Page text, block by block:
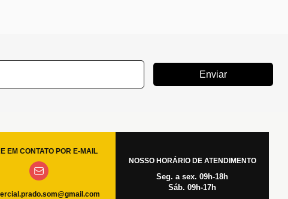
Enviar
EM CONTATO POR E-MAIL
NOSSO HORÁRIO DE ATENDIMENTO
Seg. a sex. 09h-18h
Sáb. 09h-17h